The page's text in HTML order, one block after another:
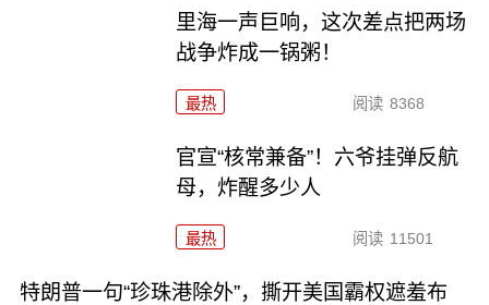
里海一声巨响，这次差点把两场
战争炸成一锅粥！
最热 阅读 8368
官宣“核常兼备”！六爷挂弹反航
母，炸醒多少人
最热 阅读 11501
特朗普一句“珍珠港除外”，撕开美国霸权遮羞布